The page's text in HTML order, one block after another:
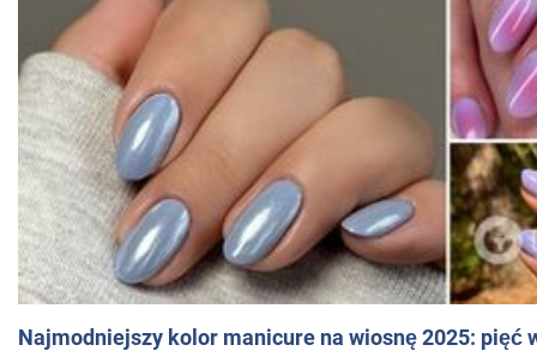
Najmodniejszy kolor manicure na wiosnę 2025: pięć